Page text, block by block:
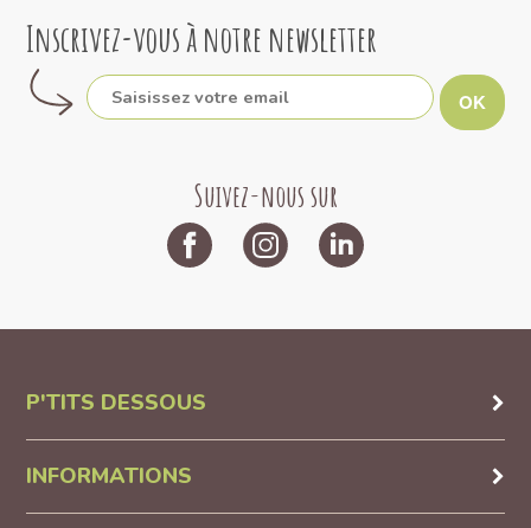
Inscrivez-vous à notre newsletter
OK
Suivez-nous sur
P'TITS DESSOUS
INFORMATIONS